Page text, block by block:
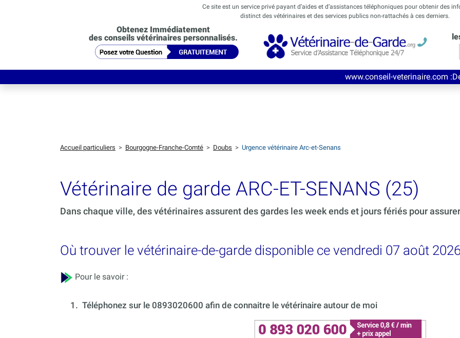
Ce site est un service privé payant d’aides et d’assistances téléphoniques pour obtenir des
distinct des vétérinaires et des services publics non-rattachés à ces derniers.
Obtenez Immédiatement
des conseils vétérinaires personnalisés.
www.conseil-veterinaire.com:Découvrez ce
Accueil particuliers > Bourgogne-Franche-Comté > Doubs > Urgence vétérinaire Arc-et-Senans
Vétérinaire de garde ARC-ET-SENANS (25)
Dans chaque ville, des vétérinaires assurent des gardes les week ends et jours fériés pour
Où trouver le vétérinaire-de-garde disponible ce vendredi 07 août
Pour le savoir :
1. Téléphonez sur le 0893020600 afin de connaitre le vétérinaire autour de moi